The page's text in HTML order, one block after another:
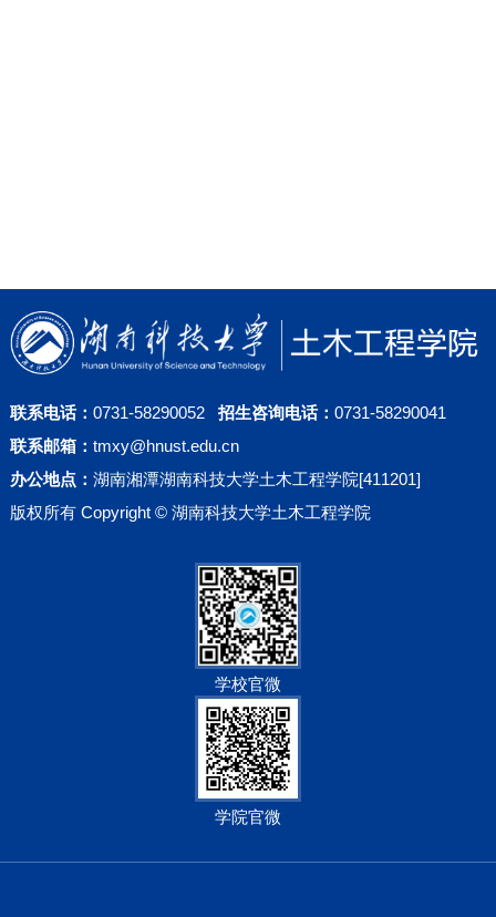
联系电话： 0731-58290052 招生咨询电话： 0731-58290041
联系邮箱： tmxy@hnust.edu.cn
办公地点： 湖南湘潭湖南科技大学土木工程学院[411201]
版权所有 Copyright © 湖南科技大学土木工程学院
学校官微
学院官微